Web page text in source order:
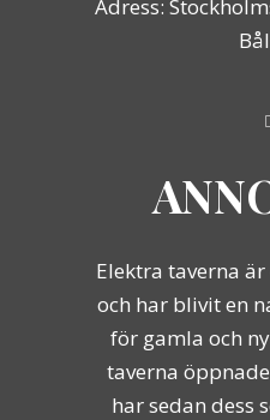
Adress:
Elektra taverna
och har blivit en
för gamla och
taverna
har sedan dess